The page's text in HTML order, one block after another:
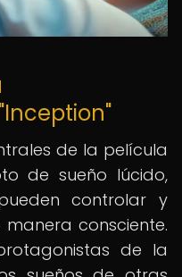
de la película
de sueño lúcido,
controlar y
consciente.
de la